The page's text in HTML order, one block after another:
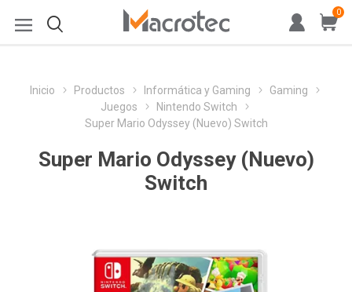
0
Inicio Productos Informática y Gaming
Gaming
Juegos
Nintendo Switch
Super Mario Odyssey (Nuevo) Switch
Super Mario Odyssey (Nuevo)
Switch